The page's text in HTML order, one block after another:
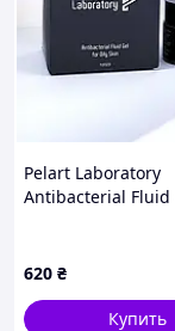
Pelart Laboratory
Antibacterial Fluid
флюид для
620 ₴
Купить